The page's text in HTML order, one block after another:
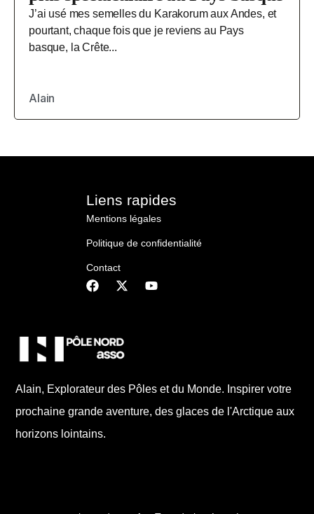
J’ai usé mes semelles du Karakorum aux Andes, et
pourtant, chaque fois que je reviens au Pays
basque, la Crête...
Alain
Alain, Explorateur des Pôles et du Monde. Inspirer votre
prochaine grande aventure, des glaces de l'Arctique aux
horizons lointains.
Liens rapides
Mentions légales
Politique de confidentialité
Contact